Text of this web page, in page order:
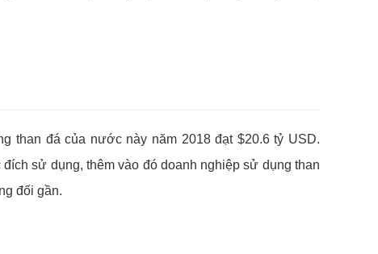
than đá của nước này năm 2018 đạt $20.6 tỷ USD.
sử dụng, thêm vào đó doanh nghiệp sử dụng than
đối gần.